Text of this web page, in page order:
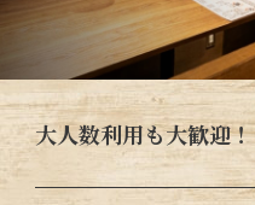
大人数利用も大歓迎！